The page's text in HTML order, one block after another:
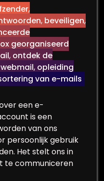
,
, beveiligen,
georganiseerd
, ontdek de
, opleiding
van e-mails
een e-
is een
van ons
persoonlijk gebruik
Het stelt ons in
te communiceren